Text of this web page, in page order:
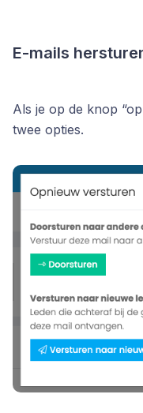
E-mails
Als je op de knop
twee opties.